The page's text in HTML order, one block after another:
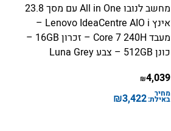
מחשב לנובו All in One עם מסך 23.8
אינץ Lenovo IdeaCentre AIO i –
מעבד Core 7 240H – זכרון 16GB –
כונן 512GB – צבע Luna Grey
4,039
₪
מחיר
באילת:3,422
₪